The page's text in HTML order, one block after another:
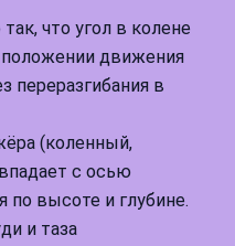
что угол в колене
движения
переразгибания в
(коленный,
с осью
по высоте и глубине.
и таза